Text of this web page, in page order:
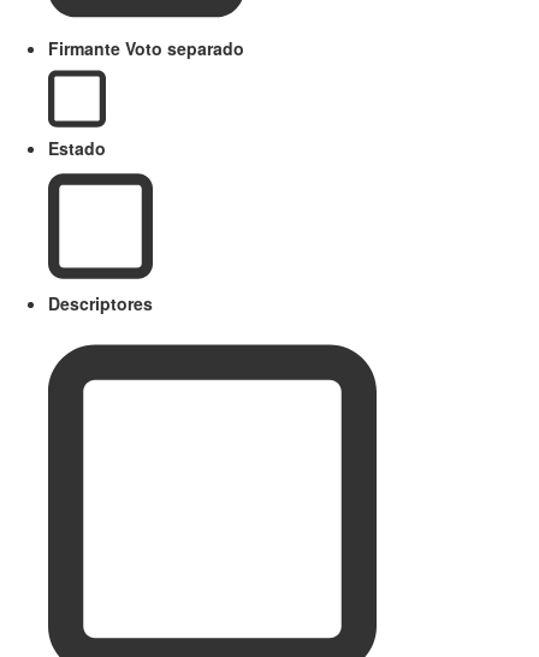
Firmante Voto separado
Estado
Descriptores